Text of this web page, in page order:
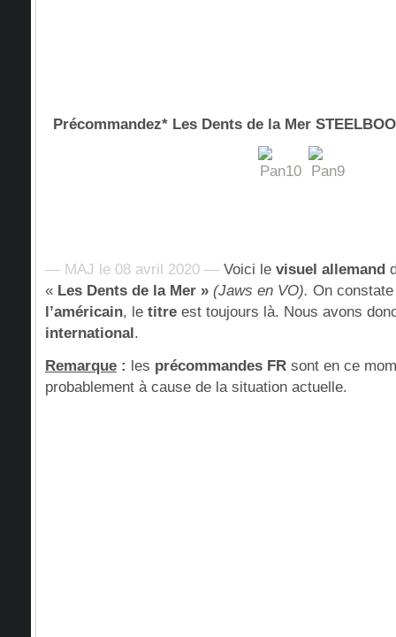
Précommandez* Les Dents de la Mer
— MAJ le 08 avril 2020 — Voici le visuel allemand
« Les Dents de la Mer » (Jaws en VO). On
l’américain, le titre est toujours là. Nous avons
international.
Remarque : les précommandes FR sont en ce
probablement à cause de la situation actuelle.